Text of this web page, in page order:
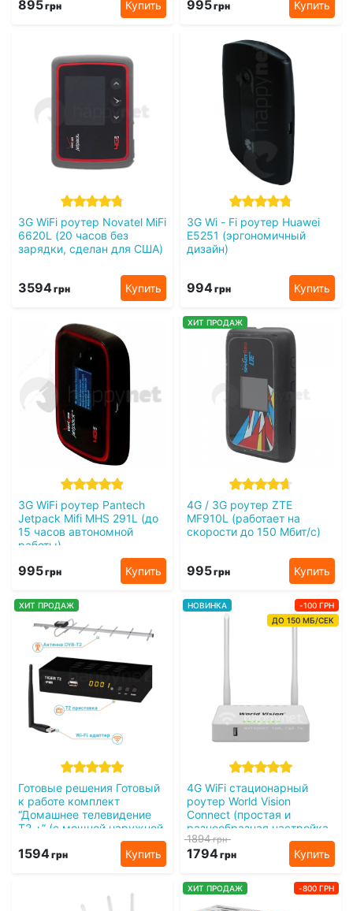
895грн Купить 995грн Купить
3G WiFi роутер Novatel MiFi
6620L (20 часов без
зарядки, сделан для США)
3594грн Купить
3G Wi - Fi роутер Huawei
E5251 (эргономичный
дизайн)
994грн Купить
3G WiFi роутер Pantech
Jetpack Mifi MHS 291L (до
15 часов автономной
работы)
995грн Купить
ХИТ ПРОДАЖ
4G / 3G роутер ZTE
MF910L (работает на
скорости до 150 Мбит/с)
995грн Купить
ХИТ ПРОДАЖ
Готовые решения Готовый
к работе комплект
“Домашнее телевидение
Т2 +” (с мощной наружной
1594грн Купить
НОВИНКА
-100 ГРН
ДО 150 МБ/СЕК
4G WiFi стационарный
роутер World Vision
Connect (простая и
разнообразная настройка
сети)
1894грн
1794грн Купить
ХИТ ПРОДАЖ -800 ГРН